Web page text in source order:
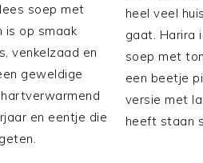
soep met
is op smaak
venkelzaad en
geweldige
en eentje die
heel veel
gaat. Harira
soep met
een beetje
versie met
heeft staan